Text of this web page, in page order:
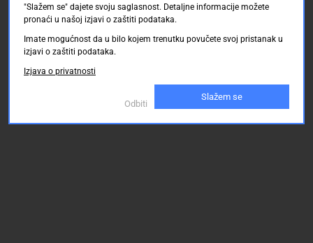
"Slažem se" dajete svoju saglasnost. Detaljne informacije možete
pronaći u našoj izjavi o zaštiti podataka.
Imate mogućnost da u bilo kojem trenutku povučete svoj pristanak u
izjavi o zaštiti podataka.
Izjava o privatnosti
Odbiti
Slažem se